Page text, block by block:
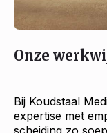
Onze
Bij Koudstaal
expertise met